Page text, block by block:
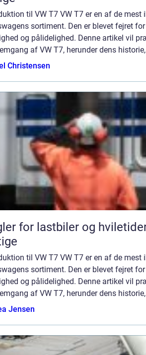
til VW T7 VW T7 er en af de mest
sortiment. Den er blevet fejret
og pålidelighed. Denne artikel vil
af VW T7, herunder dens
Christensen
for lastbiler og
til VW T7 VW T7 er en af de mest
sortiment. Den er blevet fejret
og pålidelighed. Denne artikel vil
af VW T7, herunder dens
Jensen